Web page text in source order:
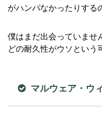
がハンパなかったりする
僕はまだ出会っていませ
どの耐久性がウソという
マルウェア・ウ